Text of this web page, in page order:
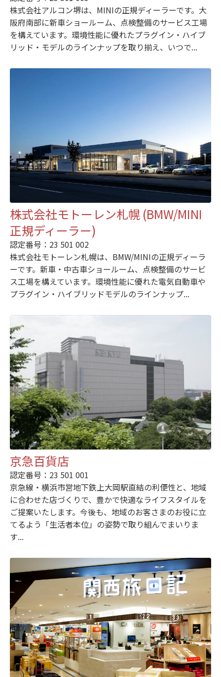
株式会社アルコン堺は、MINIの正規ディーラーです。大
阪府南部に新車ショールーム、点検整備のサービス工場
を構えています。環境性能に優れたプラグイン・ハイブ
リッド・モデルのラインナップを取り揃え、いつで...
株式会社モトーレン札幌 (BMW/MINI
正規ディーラー)
認定番号：23 501 002
株式会社モトーレン札幌は、BMW/MINIの正規ディーラ
ーです。新車・中古車ショールーム、点検整備のサービ
ス工場を構えています。環境性能に優れた電気自動車や
プラグイン・ハイブリッドモデルのラインナップ...
京急百貨店
認定番号：23 501 001
京急線・横浜市営地下鉄上大岡駅直結の利便性と、地域
に合わせた店づくりで、豊かで快適なライフスタイルを
ご提案いたします。今後も、地域のお客さまのお役に立
てるよう「生活者本位」の姿勢で取り組んでまいりま
す...